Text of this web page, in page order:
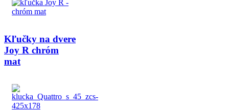
Kľučky na dvere
Joy R chróm
mat